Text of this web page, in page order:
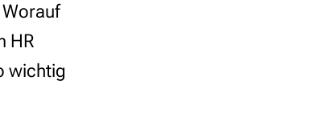
HR
wichtig